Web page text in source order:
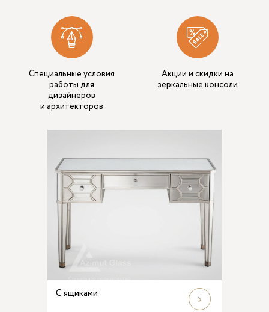
Специальные условия
работы для
дизайнеров
и архитекторов
Акции и скидки на
зеркальные консоли
С ящиками